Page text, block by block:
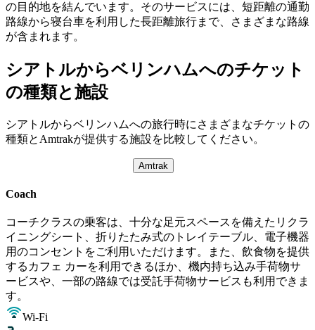
の目的地を結んでいます。そのサービスには、短距離の通勤
路線から寝台車を利用した長距離旅行まで、さまざまな路線
が含まれます。
シアトルからベリンハムへのチケット
の種類と施設
シアトルからベリンハムへの旅行時にさまざまなチケットの
種類とAmtrakが提供する施設を比較してください。
Amtrak
Coach
コーチクラスの乗客は、十分な足元スペースを備えたリクラ
イニングシート、折りたたみ式のトレイテーブル、電子機器
用のコンセントをご利用いただけます。また、飲食物を提供
するカフェ カーを利用できるほか、機内持ち込み手荷物サ
ービスや、一部の路線では受託手荷物サービスも利用できま
す。
Wi-Fi